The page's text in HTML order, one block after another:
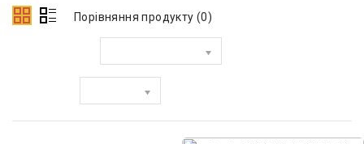
Порівняння продукту (0)